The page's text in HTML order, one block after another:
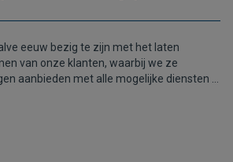
eeuw bezig te zijn met het laten
van onze klanten, waarbij we ze
aanbieden met alle mogelijke diensten in